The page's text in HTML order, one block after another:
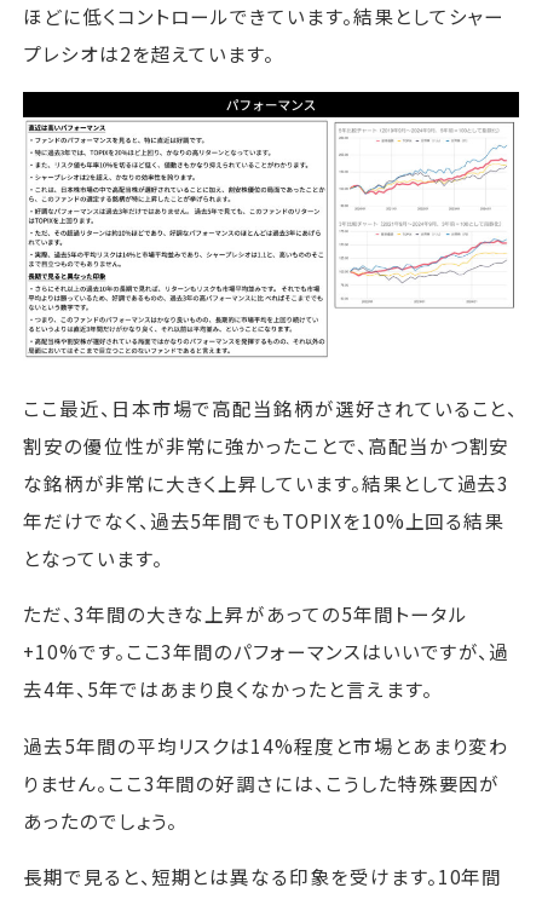
ほどに低くコントロールできています。結果としてシャー
プレシオは2を超えています。
ここ最近、日本市場で高配当銘柄が選好されていること、
割安の優位性が非常に強かったことで、高配当かつ割安
な銘柄が非常に大きく上昇しています。結果として過去3
年だけでなく、過去5年間でもTOPIXを10%上回る結果
となっています。
ただ、3年間の大きな上昇があっての5年間トータル
+10%です。ここ3年間のパフォーマンスはいいですが、過
去4年、5年ではあまり良くなかったと言えます。
過去5年間の平均リスクは14%程度と市場とあまり変わ
りません。ここ3年間の好調さには、こうした特殊要因が
あったのでしょう。
長期で見ると、短期とは異なる印象を受けます。10年間